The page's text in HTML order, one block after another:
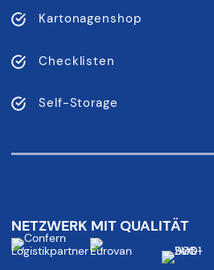
Kartonagenshop
Checklisten
Self-Storage
NETZWERK MIT QUALITÄT